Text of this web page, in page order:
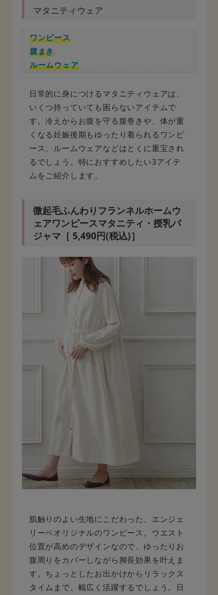
マタニティウェア
ワンピース
腹まき
ルームウェア
日常的に身につけるマタニティウェアは、
いくつ持っていても困らないアイテムで
す。冷えからお腹を守る腹巻きや、体が重
くなる妊娠後期もゆったり着られるワンピ
ース、ルームウェアなどはとくに重宝され
るでしょう。特におすすめしたい3アイテ
ムをご紹介します。
微起毛ふんわりフランネルホームウ
ェアワンピースマタニティ・授乳パ
ジャマ［ 5,490円(税込)］
肌触りのよい生地にこだわった、エンジェ
リーベオリジナルのワンピース。ウエスト
位置が高めのデザインなので、ゆったりお
腹周りをカバーしながら脚長効果を叶えま
す。ちょっとしたお出かけからリラックス
タイムまで、幅広く活躍するでしょう。日